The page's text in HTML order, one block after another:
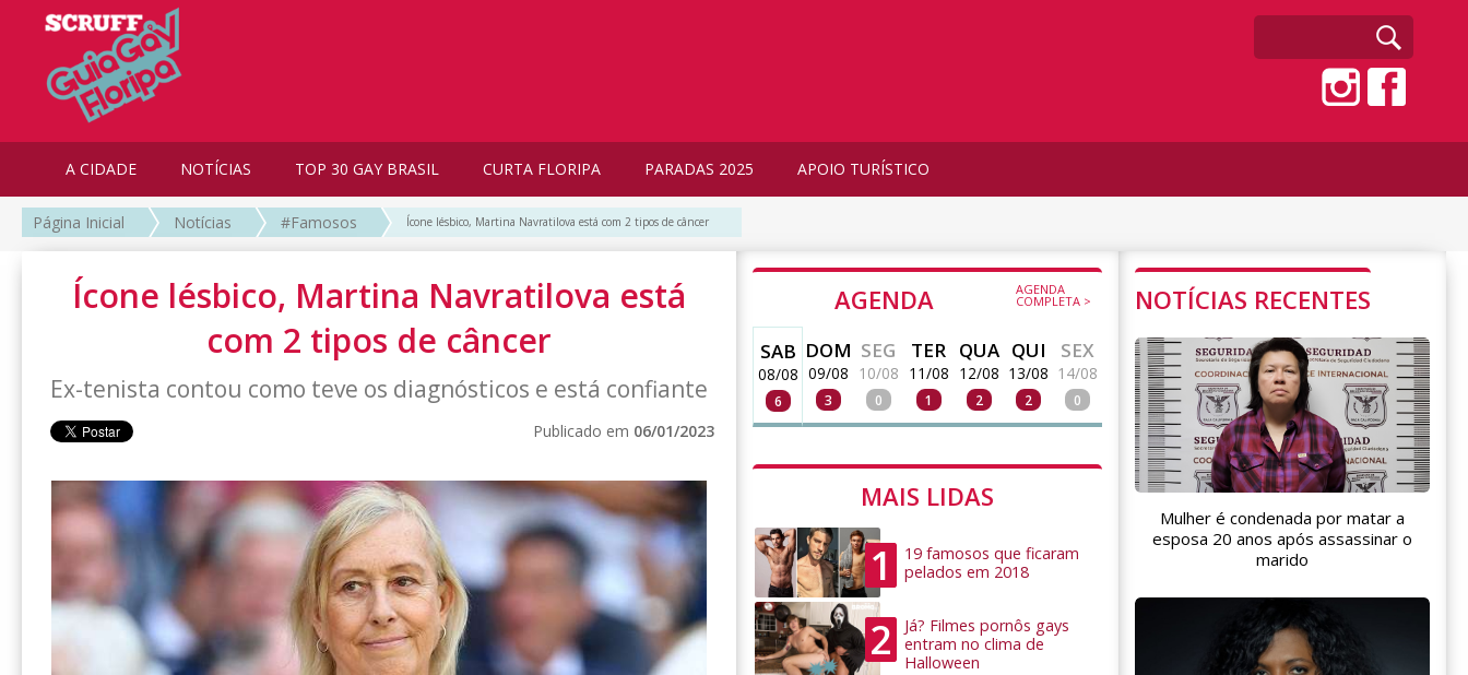
A CIDADE NOTÍCIAS TOP 30 GAY BRASIL CURTA FLORIPA PARADAS 2025 APOIO TURÍSTICO
Página Inicial Notícias #Famosos Ícone lésbico, Martina Navratilova está com 2 tipos de câncer
Ícone lésbico, Martina Navratilova está
com 2 tipos de câncer
Ex-tenista contou como teve os diagnósticos e está confiante
Publicado em 06/01/2023
AGENDA AGENDA
COMPLETA >
SAB
08/08
6
DOM
09/08
3
SEG
10/08
0
TER
11/08
1
QUA
12/08
2
QUI
13/08
2
SEX
14/08
0
MAIS LIDAS
1
19 famosos que ficaram
pelados em 2018
2
Já? Filmes pornôs gays
entram no clima de
Halloween
NOTÍCIAS RECENTES
Mulher é condenada por matar a
esposa 20 anos após assassinar o
marido